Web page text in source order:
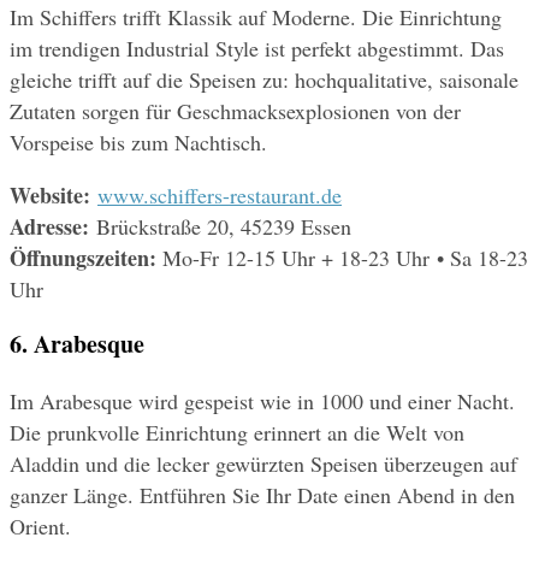
Im Schiffers trifft Klassik auf Moderne. Die Einrichtung
im trendigen Industrial Style ist perfekt abgestimmt. Das
gleiche trifft auf die Speisen zu: hochqualitative, saisonale
Zutaten sorgen für Geschmacksexplosionen von der
Vorspeise bis zum Nachtisch.
Website: www.schiffers-restaurant.de
Adresse: Brückstraße 20, 45239 Essen
Öffnungszeiten: Mo-Fr 12-15 Uhr + 18-23 Uhr • Sa 18-23
Uhr
6. Arabesque
Im Arabesque wird gespeist wie in 1000 und einer Nacht.
Die prunkvolle Einrichtung erinnert an die Welt von
Aladdin und die lecker gewürzten Speisen überzeugen auf
ganzer Länge. Entführen Sie Ihr Date einen Abend in den
Orient.